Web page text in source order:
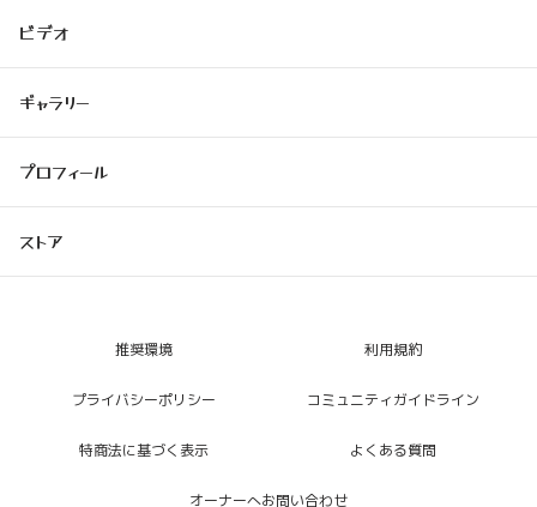
ビデオ
ギャラリー
プロフィール
ストア
推奨環境 利用規約
プライバシーポリシー コミュニティガイドライン
特商法に基づく表示 よくある質問
オーナーへお問い合わせ